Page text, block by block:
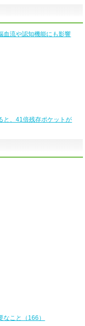
血流や認知機能にも影響
と、41倍残存ポケットが
こと（166）